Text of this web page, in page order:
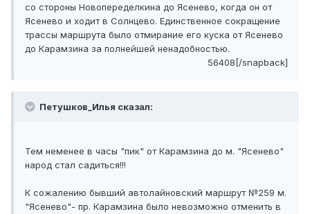
со стороны Новопеределкина до Ясенево, когда он от
Ясенево и ходит в Солнцево. Единственное сокращение
трассы маршрута было отмирание его куска от Ясенево
до Карамзина за полнейшей ненадобностью.
56408[/snapback]
Петушков_Илья сказал:
Тем неменее в часы "пик" от Карамзина до м. "Ясенево"
народ стал садиться!!!
К сожалению бывший автолайновский маршрут №259 м.
"Ясенево"- пр. Карамзина было невозможно отменить в